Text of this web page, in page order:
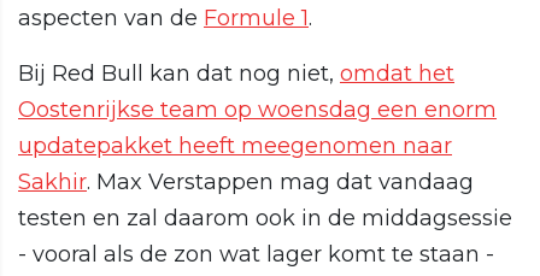
aspecten van de Formule 1.
Bij Red Bull kan dat nog niet, omdat het
Oostenrijkse team op woensdag een enorm
updatepakket heeft meegenomen naar
Sakhir. Max Verstappen mag dat vandaag
testen en zal daarom ook in de middagsessie
- vooral als de zon wat lager komt te staan -